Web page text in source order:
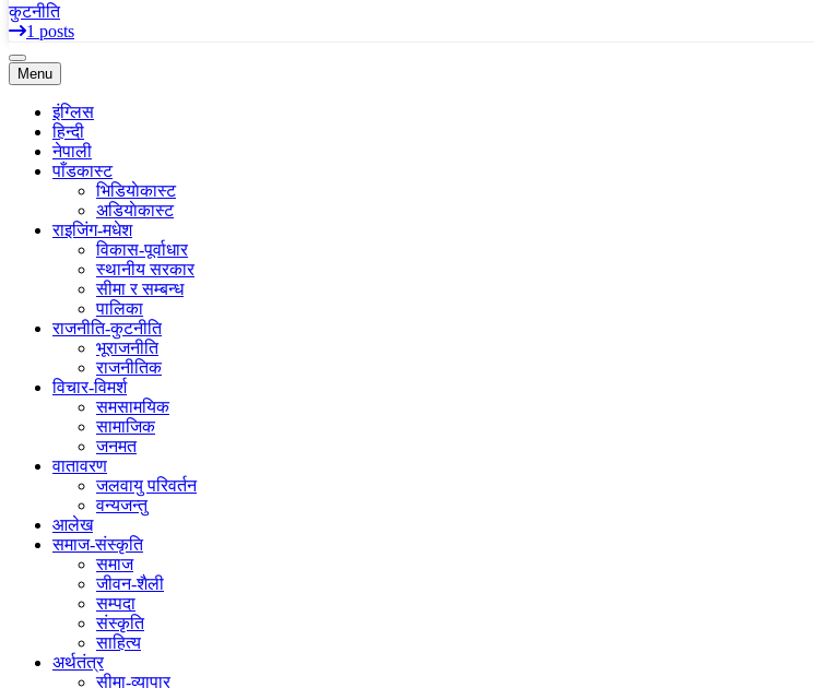
कुटनीति
1 posts
Menu
इंग्लिस
हिन्दी
नेपाली
पाँडकास्ट
भिडियाेकास्ट
अडियाेकास्ट
राइजिंग-मधेश
विकास-पूर्वाधार
स्थानीय सरकार
सीमा र सम्बन्ध
पालिका
राजनीति-कुटनीति
भूराजनीति
राजनीतिक
विचार-विमर्श
समसामयिक
सामाजिक
जनमत
वातावरण
जलवायु परिवर्तन
वन्यजन्तु
आलेख
समाज-संस्कृति
समाज
जीवन-शैली
सम्पदा
संस्कृति
साहित्य
अर्थतंत्र
सीमा-व्यापार